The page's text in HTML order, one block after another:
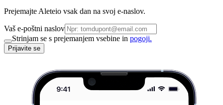
Prejemajte Aleteio vsak dan na svoj e-naslov.
Vaš e-poštni naslov
Strinjam se s prejemanjem vsebine in pogoji.
Prijavite se